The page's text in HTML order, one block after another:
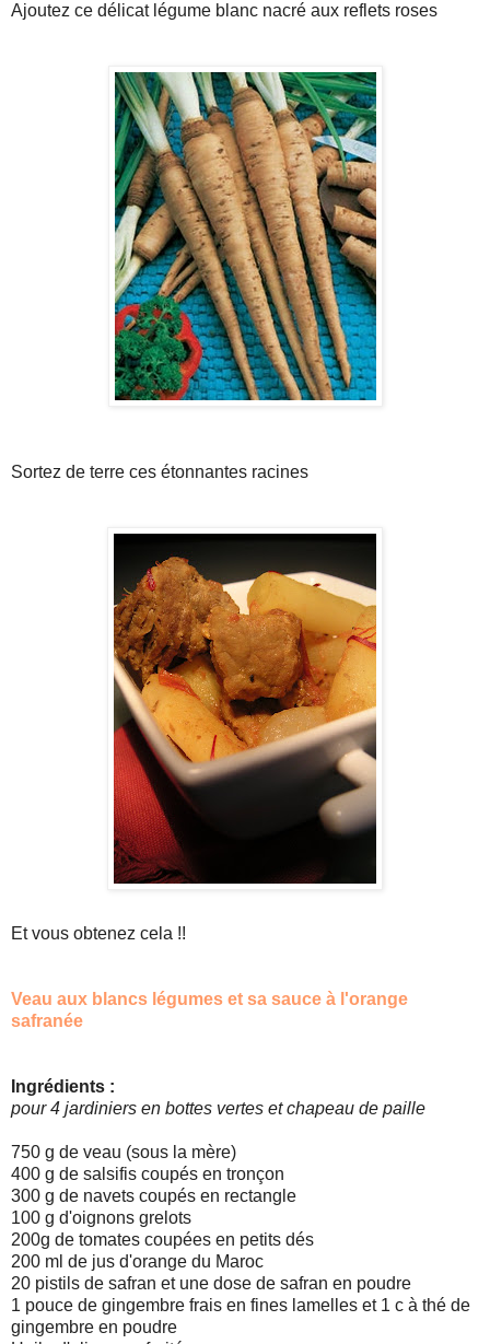
Ajoutez ce délicat légume blanc nacré aux reflets roses
Sortez de terre ces étonnantes racines
Et vous obtenez cela !!
Veau aux blancs légumes et sa sauce à l'orange
safranée
Ingrédients :
pour 4 jardiniers en bottes vertes et chapeau de paille
750 g de veau (sous la mère)
400 g de salsifis coupés en tronçon
300 g de navets coupés en rectangle
100 g d'oignons grelots
200g de tomates coupées en petits dés
200 ml de jus d'orange du Maroc
20 pistils de safran et une dose de safran en poudre
1 pouce de gingembre frais en fines lamelles et 1 c à thé de
gingembre en poudre